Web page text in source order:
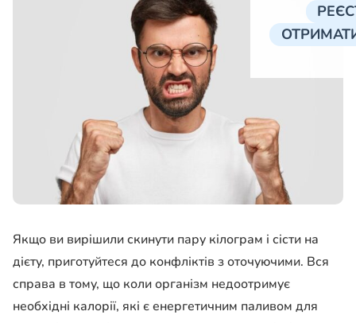
Якщо ви вирішили скинути пару кілограм і сісти на
дієту, приготуйтеся до конфліктів з оточуючими. Вся
справа в тому, що коли організм недоотримує
необхідні калорії, які є енергетичним паливом для